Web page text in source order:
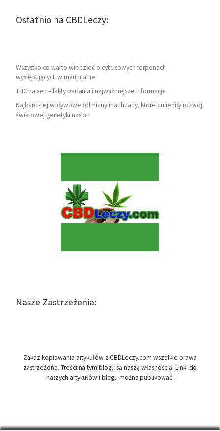
Ostatnio na CBDLeczy:
Wszystko co warto wiedzieć o cytrusowych terpenach
występujących w marihuanie
THC na sen – fakty badania i najważniejsze informacje
Najbardziej wpływowe odmiany marihuany, które zmieniły rozwój
światowej genetyki nasion
Nasze Zastrzeżenia:
Zakaz kopiowania artykułów z CBDLeczy.com wszelkie prawa
zastrzeżone. Treści na tym blogu są naszą własnością. Linki do
naszych artykułów i blogu można publikować.